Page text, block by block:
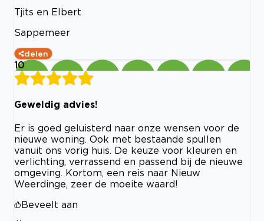
Tjits en Elbert
Sappemeer
delen
10
Geweldig advies!
Er is goed geluisterd naar onze wensen voor de
nieuwe woning. Ook met bestaande spullen
vanuit ons vorig huis. De keuze voor kleuren en
verlichting, verrassend en passend bij de nieuwe
omgeving. Kortom, een reis naar Nieuw
Weerdinge, zeer de moeite waard!
Beveelt aan